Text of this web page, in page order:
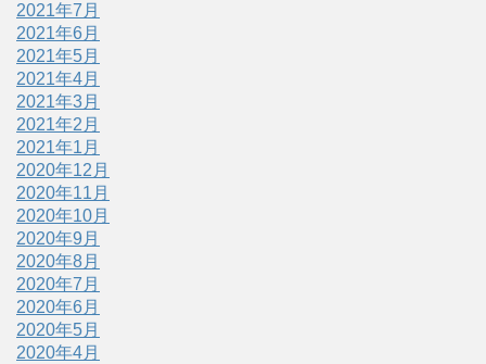
2021年7月
2021年6月
2021年5月
2021年4月
2021年3月
2021年2月
2021年1月
2020年12月
2020年11月
2020年10月
2020年9月
2020年8月
2020年7月
2020年6月
2020年5月
2020年4月